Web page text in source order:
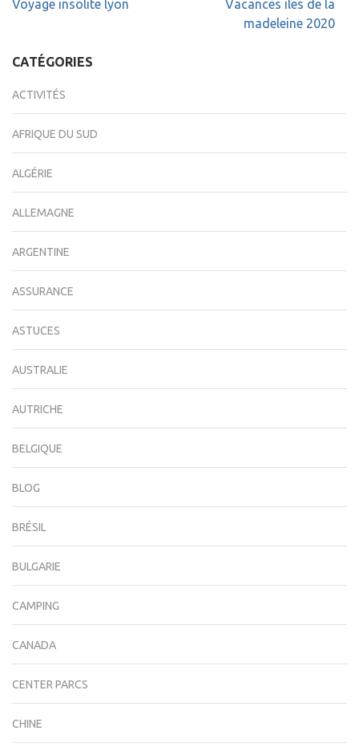
Voyage insolite lyon
Vacances iles de la
madeleine 2020
CATÉGORIES
ACTIVITÉS
AFRIQUE DU SUD
ALGÉRIE
ALLEMAGNE
ARGENTINE
ASSURANCE
ASTUCES
AUSTRALIE
AUTRICHE
BELGIQUE
BLOG
BRÉSIL
BULGARIE
CAMPING
CANADA
CENTER PARCS
CHINE